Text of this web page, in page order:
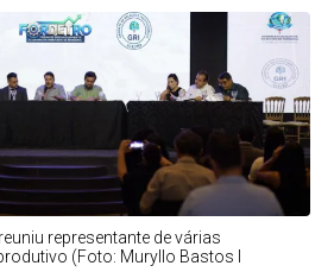
representante de várias
(Foto: Muryllo Bastos I